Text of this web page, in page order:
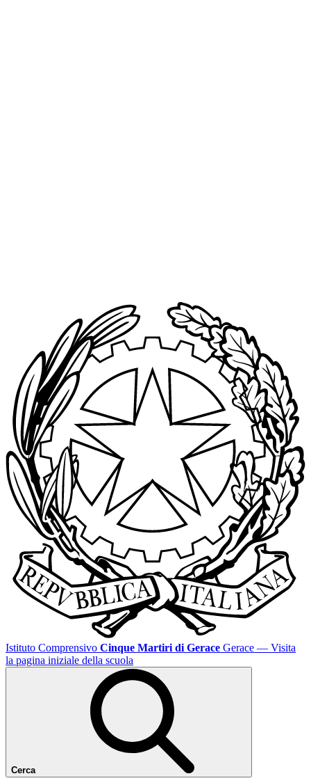
Istituto Comprensivo Cinque Martiri di Gerace Gerace — Visita
la pagina iniziale della scuola
Cerca